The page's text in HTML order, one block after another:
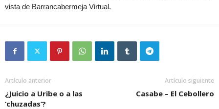
vista de Barrancabermeja Virtual.
Artículo anterior
¿Juicio a Uribe o a las
‘chuzadas’?
Artículo siguiente
Casabe – El Cebollero